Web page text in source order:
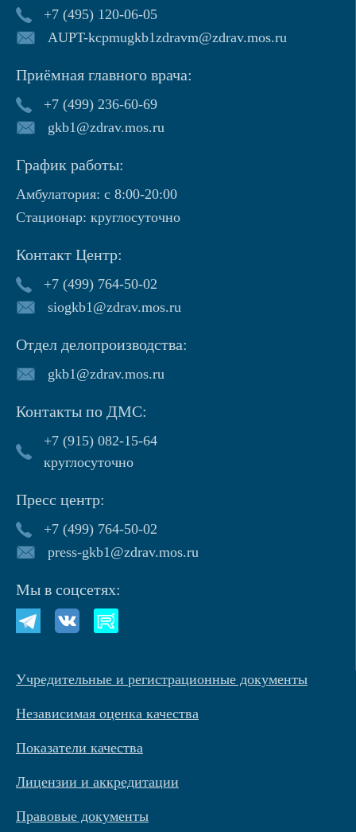
+7 (495) 120-06-05
AUPT-kcpmugkb1zdravm@zdrav.mos.ru
Приёмная главного врача:
+7 (499) 236-60-69
gkb1@zdrav.mos.ru
График работы:
Амбулатория: с 8:00-20:00
Стационар: круглосуточно
Контакт Центр:
+7 (499) 764-50-02
siogkb1@zdrav.mos.ru
Отдел делопроизводства:
gkb1@zdrav.mos.ru
Контакты по ДМС:
+7 (915) 082-15-64
круглосуточно
Пресс центр:
+7 (499) 764-50-02
press-gkb1@zdrav.mos.ru
Мы в соцсетях:
Учредительные и регистрационные документы
Независимая оценка качества
Показатели качества
Лицензии и аккредитации
Правовые документы